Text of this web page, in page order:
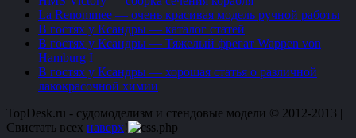
La Renommee — очень красивая модель ручной работы
В гостях у Ксандры — каталог статей
В гостях у Ксандры — Тяжелый фрегат Wappen von
Hamburg I
В гостях у Ксандры — хорошая статья о различной
лакокрасочной химии
TopDesk.ru - судомоделизм и стендовые модели © 2012-2013 |
Cвистать всех наверх!